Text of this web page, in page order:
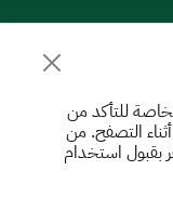
للتأكد من
التصفح. من
بقبول استخدام